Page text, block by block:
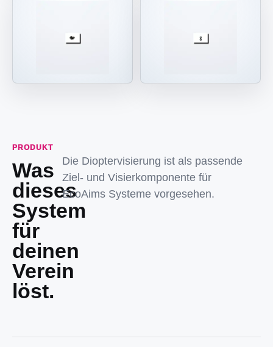
PRODUKT
Was
dieses
System
für
deinen
Verein
löst.
Die Dioptervisierung ist als passende
Ziel- und Visierkomponente für
EcoAims Systeme vorgesehen.